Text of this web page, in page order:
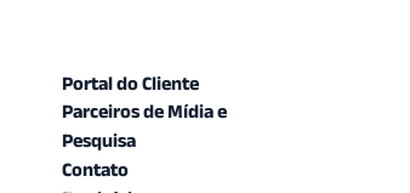
Portal do Cliente
Parceiros de Mídia e
Pesquisa
Contato